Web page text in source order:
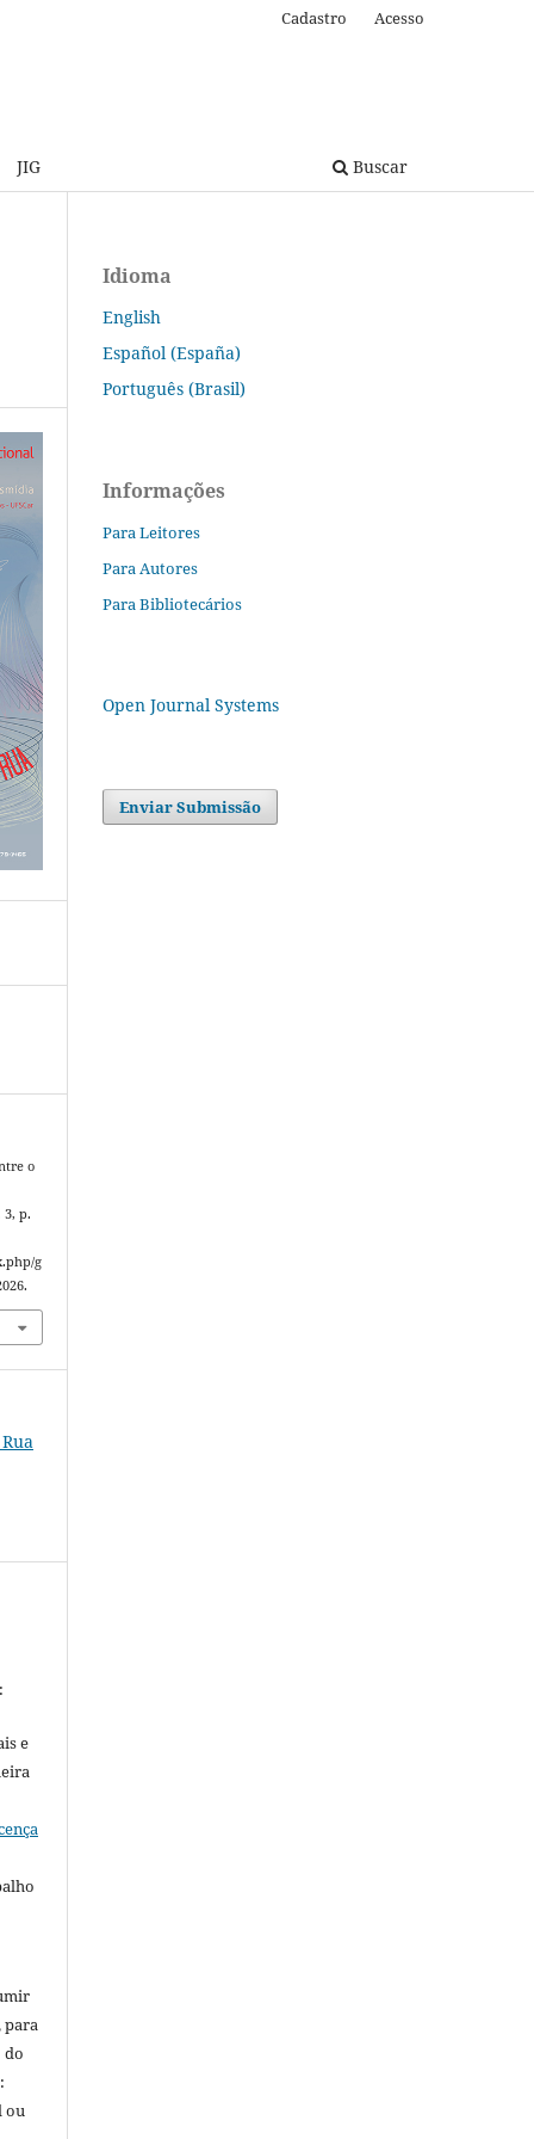
JIG Buscar
Cadastro Acesso
o
3, p.
g
e
para
do
ou
Idioma
English
Español (España)
Português (Brasil)
Informações
Para Leitores
Para Autores
Para Bibliotecários
Open Journal Systems
Enviar Submissão